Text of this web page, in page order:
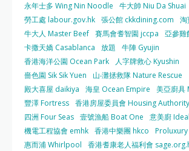
永年士多 Wing Nin Noodle
牛大帥 Niu Da Shuai
勞工處 labour.gov.hk 張公館 ckkdining.com
牛大人 Master Beef 賽馬會耆智園 jccpa
亞參雞
卡撒天嬌 Casablanca
放題
牛陣 Gyujin
香港海洋公園 Ocean Park 人字牌救心 Kyushin
嗇色園 Sik Sik Yuen
山‧灘拯救隊 Nature Rescue
殿大喜屋 daikiya
海皇 Ocean Empire
美亞廚具
豐澤 Fortress 香港房屋委員會 Housing Authority
四洲 Four Seas 壹號漁船 Boat One
意美廚
機電工程協會 emhk 香港中樂團 hkco
Proluxury
惠而浦 Whirlpool
香港耆康老人福利會